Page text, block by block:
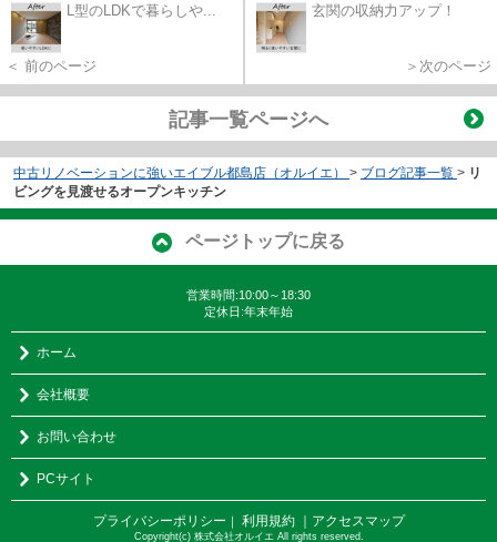
L型のLDKで暮らしや...
＜ 前のページ
玄関の収納力アップ！
＞次のページ
記事一覧ページへ
中古リノベーションに強いエイブル都島店（オルイエ） > ブログ記事一覧 > リ
ビングを見渡せるオープンキッチン
ページトップに戻る
営業時間:10:00～18:30
定休日:年末年始
ホーム
会社概要
お問い合わせ
PCサイト
プライバシーポリシー ｜ 利用規約 ｜アクセスマップ
Copyright(c) 株式会社オルイエ All rights reserved.